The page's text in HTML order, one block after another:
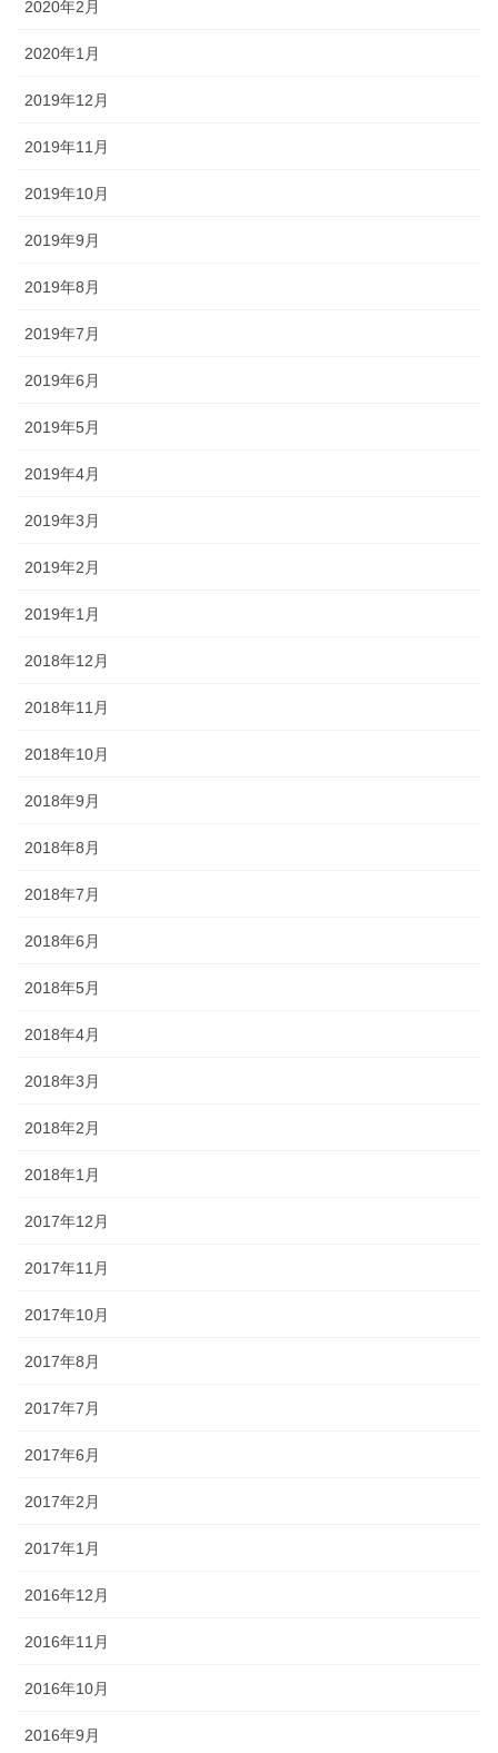
2020年2月
2020年1月
2019年12月
2019年11月
2019年10月
2019年9月
2019年8月
2019年7月
2019年6月
2019年5月
2019年4月
2019年3月
2019年2月
2019年1月
2018年12月
2018年11月
2018年10月
2018年9月
2018年8月
2018年7月
2018年6月
2018年5月
2018年4月
2018年3月
2018年2月
2018年1月
2017年12月
2017年11月
2017年10月
2017年8月
2017年7月
2017年6月
2017年2月
2017年1月
2016年12月
2016年11月
2016年10月
2016年9月